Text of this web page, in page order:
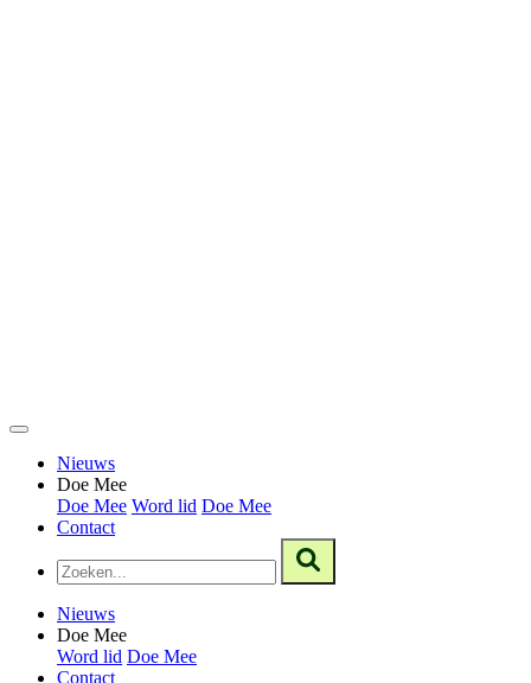
Nieuws
Doe Mee
Doe Mee Word lid Doe Mee
Contact
Nieuws
Doe Mee
Word lid Doe Mee
Contact